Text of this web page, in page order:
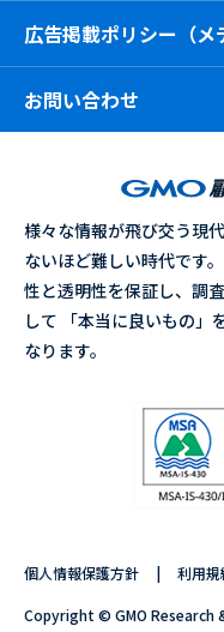
広告掲載ポリシー（メ
お問い合わせ
様々な情報が飛び交う現
ないほど難しい時代です
性と透明性を保証し、調
して 「本当に良いもの」
なります。
個人情報保護方針 利用規
Copyright © GMO Research